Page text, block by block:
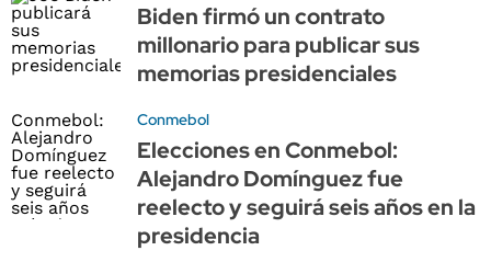
Biden firmó un contrato
millonario para publicar sus
memorias presidenciales
Conmebol
Elecciones en Conmebol:
Alejandro Domínguez fue
reelecto y seguirá seis años en la
presidencia